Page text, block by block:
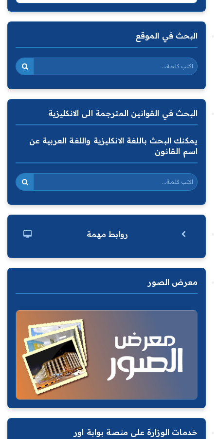
البحث في الموقع
البحث في القوانين المترجمة الى الانكليزية
يمكنك البحث باللغة الانكليزية واللغة العربية عن
اسم القانون
روابط مهمة
معرض الصور
خدمات الوزارة على منصة بوابة اور